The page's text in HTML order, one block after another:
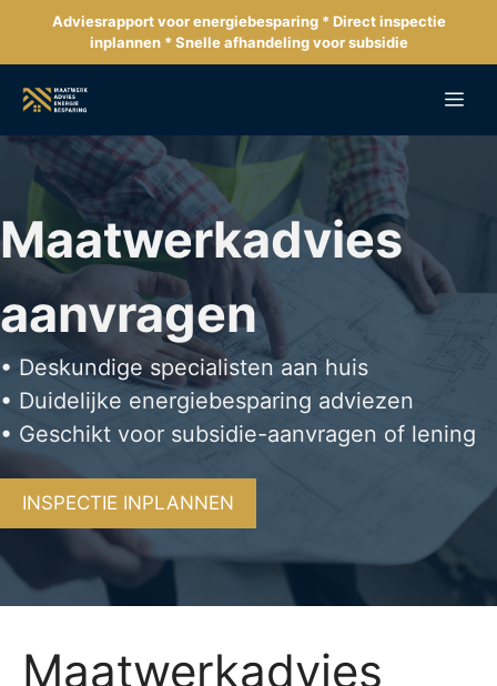
de
inhoud
Adviesrapport voor energiebesparing * Direct inspectie
inplannen * Snelle afhandeling voor subsidie
Maatwerkadvies
aanvragen
• Deskundige specialisten aan huis
• Duidelijke energiebesparing adviezen
• Geschikt voor subsidie-aanvragen of lening
INSPECTIE INPLANNEN
Maatwerkadvies